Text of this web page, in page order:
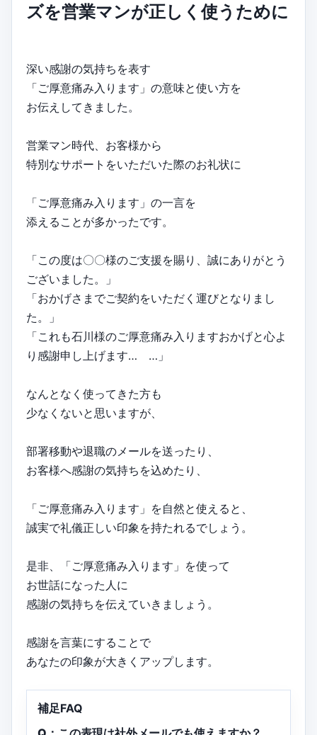
ズを営業マンが正しく使うために
深い感謝の気持ちを表す
「ご厚意痛み入ります」の意味と使い方を
お伝えしてきました。
営業マン時代、お客様から
特別なサポートをいただいた際のお礼状に
「ご厚意痛み入ります」の一言を
添えることが多かったです。
「この度は〇〇様のご支援を賜り、誠にありがとう
ございました。」
「おかげさまでご契約をいただく運びとなりまし
た。」
「これも石川様のご厚意痛み入りますおかげと心よ
り感謝申し上げます… …」
なんとなく使ってきた方も
少なくないと思いますが、
部署移動や退職のメールを送ったり、
お客様へ感謝の気持ちを込めたり、
「ご厚意痛み入ります」を自然と使えると、
誠実で礼儀正しい印象を持たれるでしょう。
是非、「ご厚意痛み入ります」を使って
お世話になった人に
感謝の気持ちを伝えていきましょう。
感謝を言葉にすることで
あなたの印象が大きくアップします。
補足FAQ